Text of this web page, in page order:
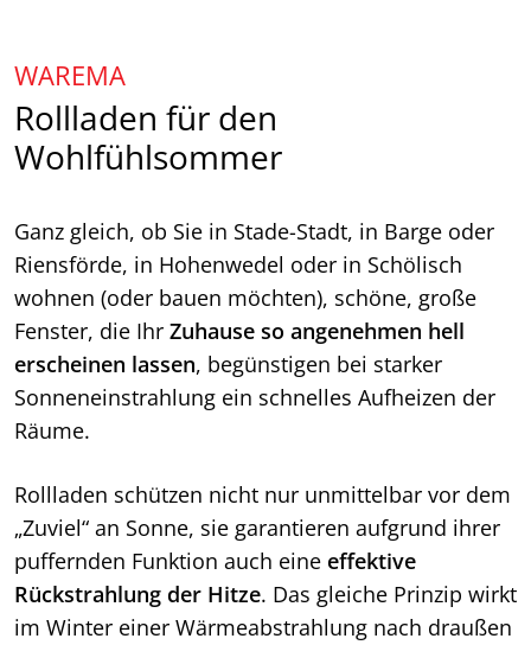
WAREMA
Rollladen für den
Wohlfühlsommer
Ganz gleich, ob Sie in Stade-Stadt, in Barge oder
Riensförde, in Hohenwedel oder in Schölisch
wohnen (oder bauen möchten), schöne, große
Fenster, die Ihr Zuhause so angenehmen hell
erscheinen lassen, begünstigen bei starker
Sonneneinstrahlung ein schnelles Aufheizen der
Räume.
Rollladen schützen nicht nur unmittelbar vor dem
„Zuviel“ an Sonne, sie garantieren aufgrund ihrer
puffernden Funktion auch eine effektive
Rückstrahlung der Hitze. Das gleiche Prinzip wirkt
im Winter einer Wärmeabstrahlung nach draußen